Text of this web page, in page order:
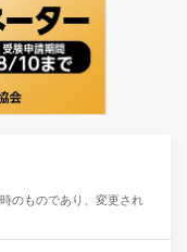
のものであり、変更され